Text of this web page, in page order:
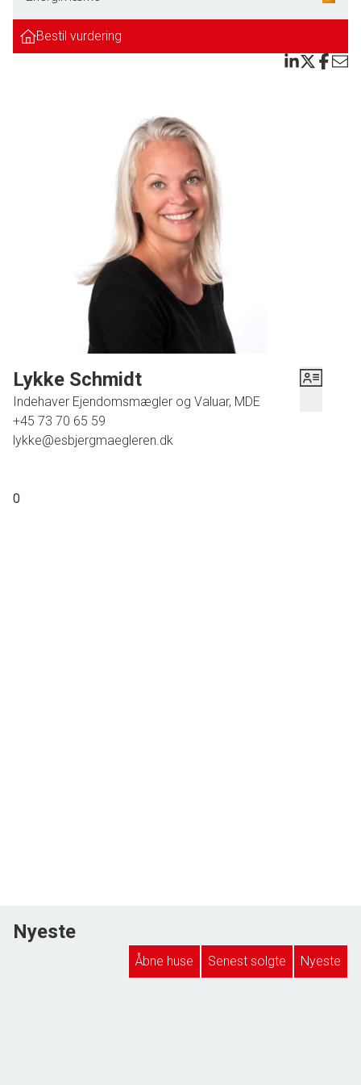
Soveværelse og 2 gode børneværelser det ene med udgang til haven. Stort
Oprindeligt badeværelse med adgang til sauna (her er der rigtig god
mulighed for at lave et nyt stort badeværelse ved at inddrage saunaen).
Tilhørende garage, samt helt lukket og solvendt have.
Denne villa med mange gode m2 i Fovrfeld kan nu blive din.
Bestil vurdering
Lykke Schmidt
Indehaver Ejendomsmægler og Valuar, MDE
+45 73 70 65 59
lykke@esbjergmaegleren.dk
0
Nyeste
Åbne huse Senest solgte Nyeste